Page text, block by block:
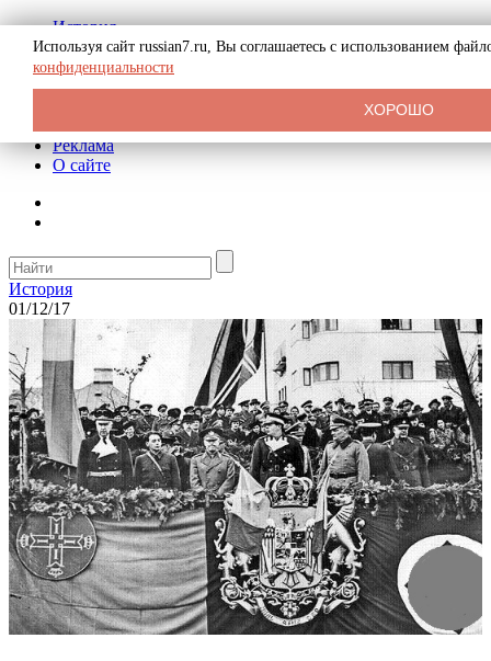
История
Биография
Криминал
СССР
Реклама
О сайте
История
01/12/17
Используя сайт russian7.ru, Вы соглашаетесь с использованием
конфиденциальности
ХОРОШО